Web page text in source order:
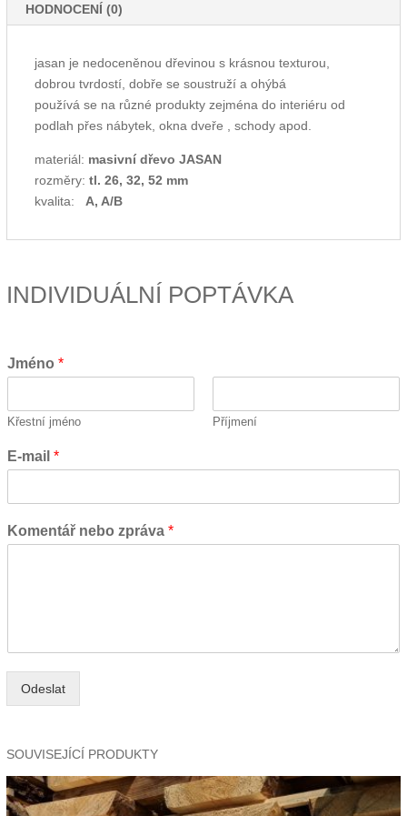
HODNOCENÍ (0)
jasan je nedoceněnou dřevinou s krásnou texturou,
dobrou tvrdostí, dobře se soustruží a ohýbá
používá se na různé produkty zejména do interiéru od
podlah přes nábytek, okna dveře , schody apod.
materiál: masivní dřevo JASAN
rozměry: tl. 26, 32, 52 mm
kvalita: A, A/B
INDIVIDUÁLNÍ POPTÁVKA
Jméno *
Křestní jméno Příjmení
E-mail *
Komentář nebo zpráva *
Odeslat
SOUVISEJÍCÍ PRODUKTY